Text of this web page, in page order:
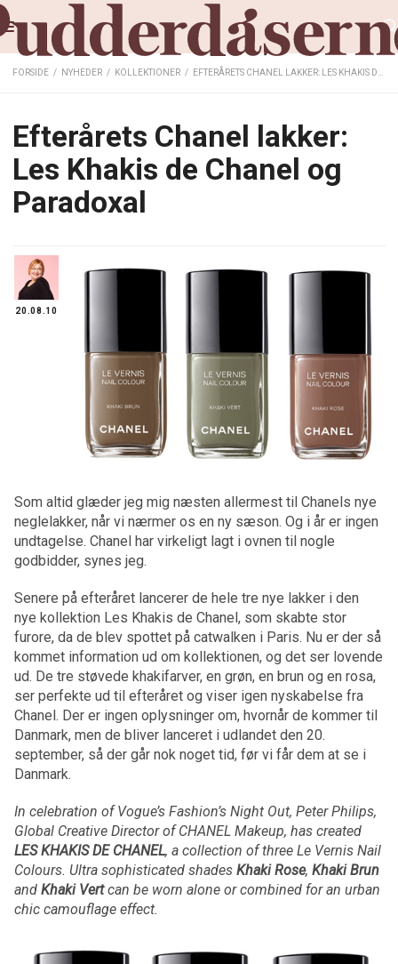
FORSIDE / NYHEDER / KOLLEKTIONER / EFTERÅRETS CHANEL LAKKER: LES KHAKIS DE CHANEL OG PARADOXAL
Efterårets Chanel lakker:
Les Khakis de Chanel og
Paradoxal
20.08.10
Som altid glæder jeg mig næsten allermest til Chanels nye
neglelakker, når vi nærmer os en ny sæson. Og i år er ingen
undtagelse. Chanel har virkeligt lagt i ovnen til nogle
godbidder, synes jeg.
Senere på efteråret lancerer de hele tre nye lakker i den
nye kollektion Les Khakis de Chanel, som skabte stor
furore, da de blev spottet på catwalken i Paris. Nu er der så
kommet information ud om kollektionen, og det ser lovende
ud. De tre støvede khakifarver, en grøn, en brun og en rosa,
ser perfekte ud til efteråret og viser igen nyskabelse fra
Chanel. Der er ingen oplysninger om, hvornår de kommer til
Danmark, men de bliver lanceret i udlandet den 20.
september, så der går nok noget tid, før vi får dem at se i
Danmark.
In celebration of Vogue’s Fashion’s Night Out, Peter Philips,
Global Creative Director of CHANEL Makeup, has created
LES KHAKIS DE CHANEL, a collection of three Le Vernis Nail
Colours. Ultra sophisticated shades Khaki Rose, Khaki Brun
and Khaki Vertcan be worn alone or combined for an urban
chic camouflage effect.